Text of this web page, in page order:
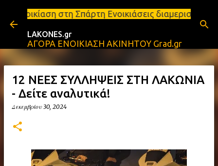
Μετάβαση στο κύριο περιεχόμενο
Σπάρτη Ενοικιάσεις διαμερισμάτων Σπάρτη
LAKONES.gr
ΑΓΟΡΑ ΕΝΟΙΚΙΑΣΗ ΑΚΙΝΗΤΟΥ Grad.gr
12 ΝΕΕΣ ΣΥΛΛΗΨΕΙΣ ΣΤΗ ΛΑΚΩΝΙΑ
- Δείτε αναλυτικά!
Δεκεμβρίου 30, 2024